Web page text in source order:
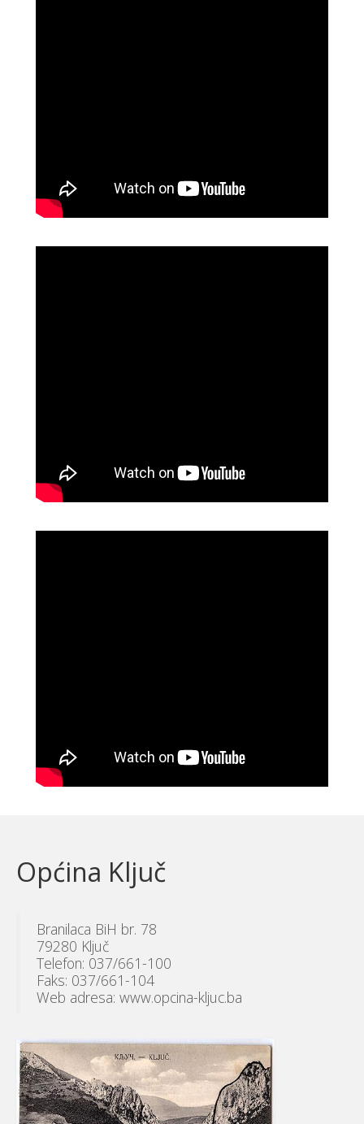
Općina Ključ
Branilaca BiH br. 78
79280 Ključ
Telefon: 037/661-100
Faks: 037/661-104
Web adresa: www.opcina-kljuc.ba